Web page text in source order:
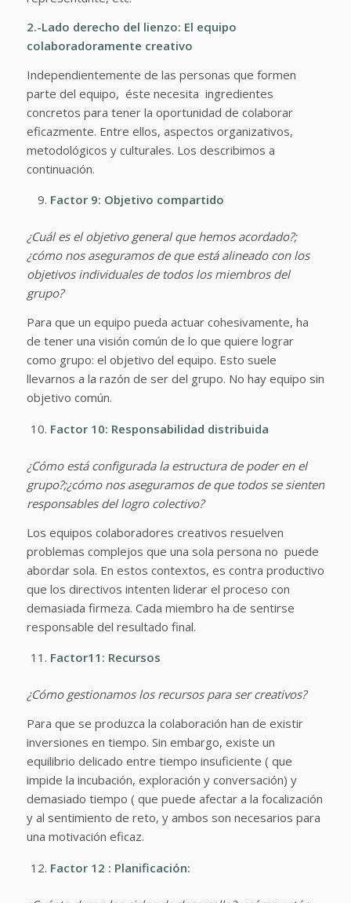
2.-Lado derecho del lienzo: El equipo
colaboradoramente creativo
Independientemente de las personas que formen
parte del equipo, éste necesita ingredientes
concretos para tener la oportunidad de colaborar
eficazmente. Entre ellos, aspectos organizativos,
metodológicos y culturales. Los describimos a
continuación.
Factor 9: Objetivo compartido
¿Cuál es el objetivo general que hemos acordado?;
¿cómo nos aseguramos de que está alineado con los
objetivos individuales de todos los miembros del
grupo?
Para que un equipo pueda actuar cohesivamente, ha
de tener una visión común de lo que quiere lograr
como grupo: el objetivo del equipo. Esto suele
llevarnos a la razón de ser del grupo. No hay equipo sin
objetivo común.
Factor 10: Responsabilidad distribuida
¿Cómo está configurada la estructura de poder en el
grupo?;¿cómo nos aseguramos de que todos se sienten
responsables del logro colectivo?
Los equipos colaboradores creativos resuelven
problemas complejos que una sola persona no puede
abordar sola. En estos contextos, es contra productivo
que los directivos intenten liderar el proceso con
demasiada firmeza. Cada miembro ha de sentirse
responsable del resultado final.
Factor11: Recursos
¿Cómo gestionamos los recursos para ser creativos?
Para que se produzca la colaboración han de existir
inversiones en tiempo. Sin embargo, existe un
equilibrio delicado entre tiempo insuficiente ( que
impide la incubación, exploración y conversación) y
demasiado tiempo ( que puede afectar a la focalización
y al sentimiento de reto, y ambos son necesarios para
una motivación eficaz.
Factor 12 : Planificación: